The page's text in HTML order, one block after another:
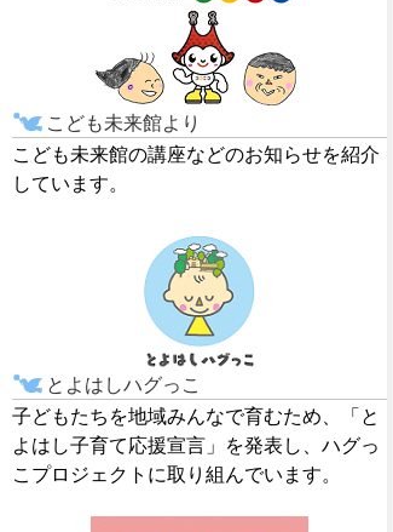
こども未来館より
こども未来館の講座などのお知らせを紹介
しています。
とよはしハグっこ
子どもたちを地域みんなで育むため、「と
よはし子育て応援宣言」を発表し、ハグっ
こプロジェクトに取り組んでいます。